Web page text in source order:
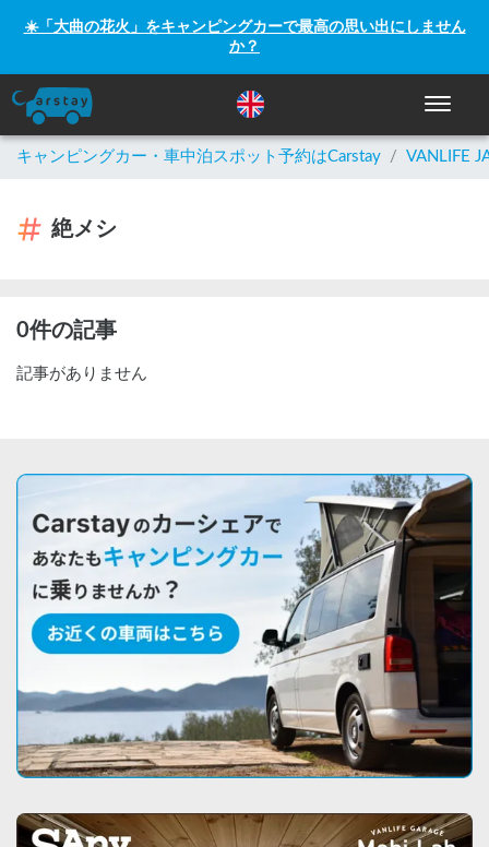
☀️「大曲の花火」をキャンピングカーで最高の思い出にしません
か？
ナビゲ
キャンピングカー・車中泊スポット予約はCarstay / VANLIFE
絶メシ
0件の記事
記事がありません